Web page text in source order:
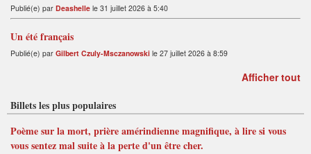
Publié(e) par Deashelle le 31 juillet 2026 à 5:40
Un été français
Publié(e) par Gilbert Czuly-Msczanowski le 27 juillet 2026 à 8:59
Afficher tout
Billets les plus populaires
Poème sur la mort, prière amérindienne magnifique, à lire si vous
vous sentez mal suite à la perte d'un être cher.